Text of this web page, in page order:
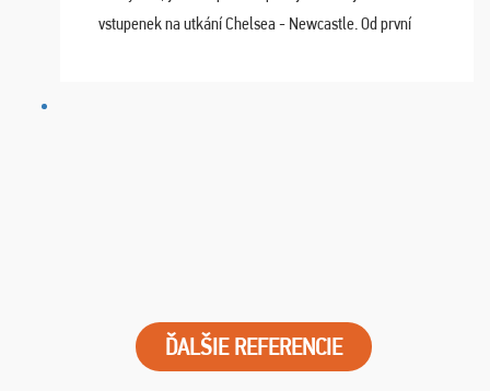
vstupenek na utkání Chelsea - Newcastle. Od první
ĎALŠIE REFERENCIE